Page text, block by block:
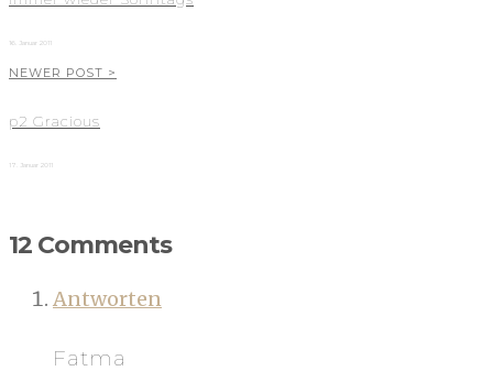
16. Januar 2011
NEWER POST >
p2 Gracious
17. Januar 2011
12 Comments
Antworten
Fatma